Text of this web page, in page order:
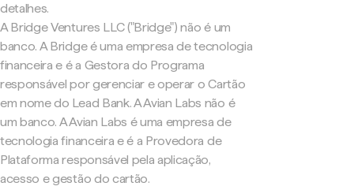
detalhes.
A Bridge Ventures LLC ("Bridge") não é um
banco. A Bridge é uma empresa de tecnologia
financeira e é a Gestora do Programa
responsável por gerenciar e operar o Cartão
em nome do Lead Bank. A Avian Labs não é
um banco. A Avian Labs é uma empresa de
tecnologia financeira e é a Provedora de
Plataforma responsável pela aplicação,
acesso e gestão do cartão.